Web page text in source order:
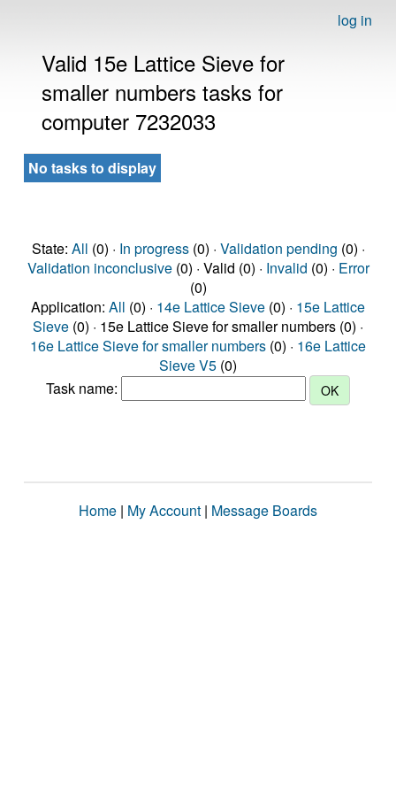
log in
Valid 15e Lattice Sieve for
smaller numbers tasks for
computer 7232033
No tasks to display
State: All (0) · In progress(0) · Validation pending (0) ·
Validation inconclusive(0) · Valid (0) · Invalid (0) · Error
(0)
Application: All (0) · 14e Lattice Sieve (0) · 15e Lattice
Sieve (0) · 15e Lattice Sieve for smaller numbers (0) ·
16e Lattice Sieve for smaller numbers (0) · 16e Lattice
Sieve V5 (0)
Task name:
Home | My Account | Message Boards